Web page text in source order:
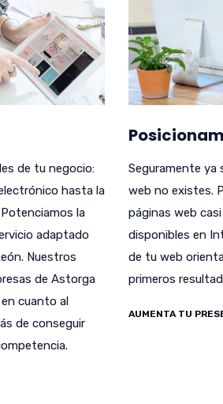
de tu negocio:
hasta la
la
adaptado
Nuestros
de Astorga
cuanto al
de conseguir
Seguramente ya
web no existes.
páginas web
disponibles en
de tu web
primeros
AUMENTA TU